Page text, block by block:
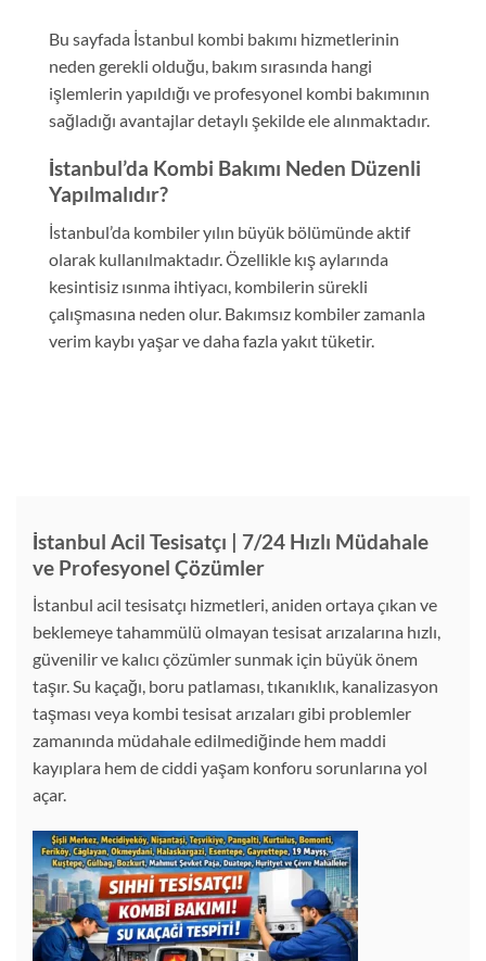
Bu sayfada İstanbul kombi bakımı hizmetlerinin
neden gerekli olduğu, bakım sırasında hangi
işlemlerin yapıldığı ve profesyonel kombi bakımının
sağladığı avantajlar detaylı şekilde ele alınmaktadır.
İstanbul’da Kombi Bakımı Neden Düzenli
Yapılmalıdır?
İstanbul’da kombiler yılın büyük bölümünde aktif
olarak kullanılmaktadır. Özellikle kış aylarında
kesintisiz ısınma ihtiyacı, kombilerin sürekli
çalışmasına neden olur. Bakımsız kombiler zamanla
verim kaybı yaşar ve daha fazla yakıt tüketir.
İstanbul Acil Tesisatçı | 7/24 Hızlı Müdahale
ve Profesyonel Çözümler
İstanbul acil tesisatçı hizmetleri, aniden ortaya çıkan ve
beklemeye tahammülü olmayan tesisat arızalarına hızlı,
güvenilir ve kalıcı çözümler sunmak için büyük önem
taşır. Su kaçağı, boru patlaması, tıkanıklık, kanalizasyon
taşması veya kombi tesisat arızaları gibi problemler
zamanında müdahale edilmediğinde hem maddi
kayıplara hem de ciddi yaşam konforu sorunlarına yol
açar.